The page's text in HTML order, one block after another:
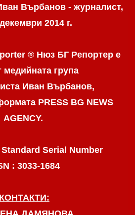
Върбанов - журналист,
2014 г.
® Нюз БГ Репортере
медийната група
Иван Върбанов,
PRESS BG NEWS
AGENCY.
Serial Number
: 3033-1684
КОНТАКТИ: